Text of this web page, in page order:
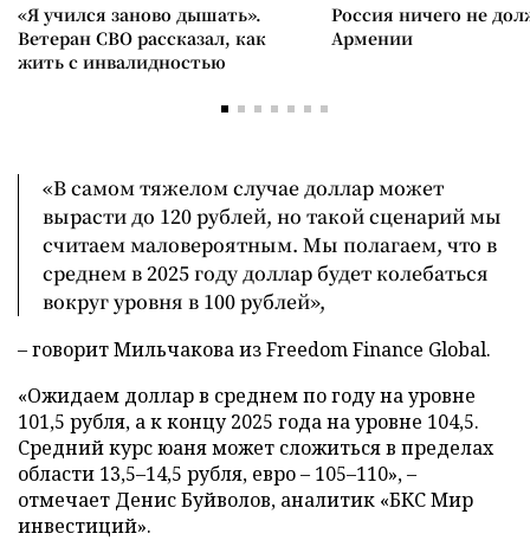
«Я учился заново дышать».
Ветеран СВО рассказал, как
жить с инвалидностью
Россия ничего не
Армении
«В самом тяжелом случае доллар может
вырасти до 120 рублей, но такой сценарий мы
считаем маловероятным. Мы полагаем, что в
среднем в 2025 году доллар будет колебаться
вокруг уровня в 100 рублей»,
– говорит Мильчакова из Freedom Finance Global.
«Ожидаем доллар в среднем по году на уровне
101,5 рубля, а к концу 2025 года на уровне 104,5.
Средний курс юаня может сложиться в пределах
области 13,5–14,5 рубля, евро – 105–110», –
отмечает Денис Буйволов, аналитик «БКС Мир
инвестиций».